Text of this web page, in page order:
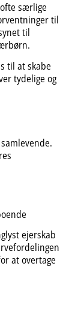
særlige
til
til
til at skabe
tydelige og
ejerskab
at overtage